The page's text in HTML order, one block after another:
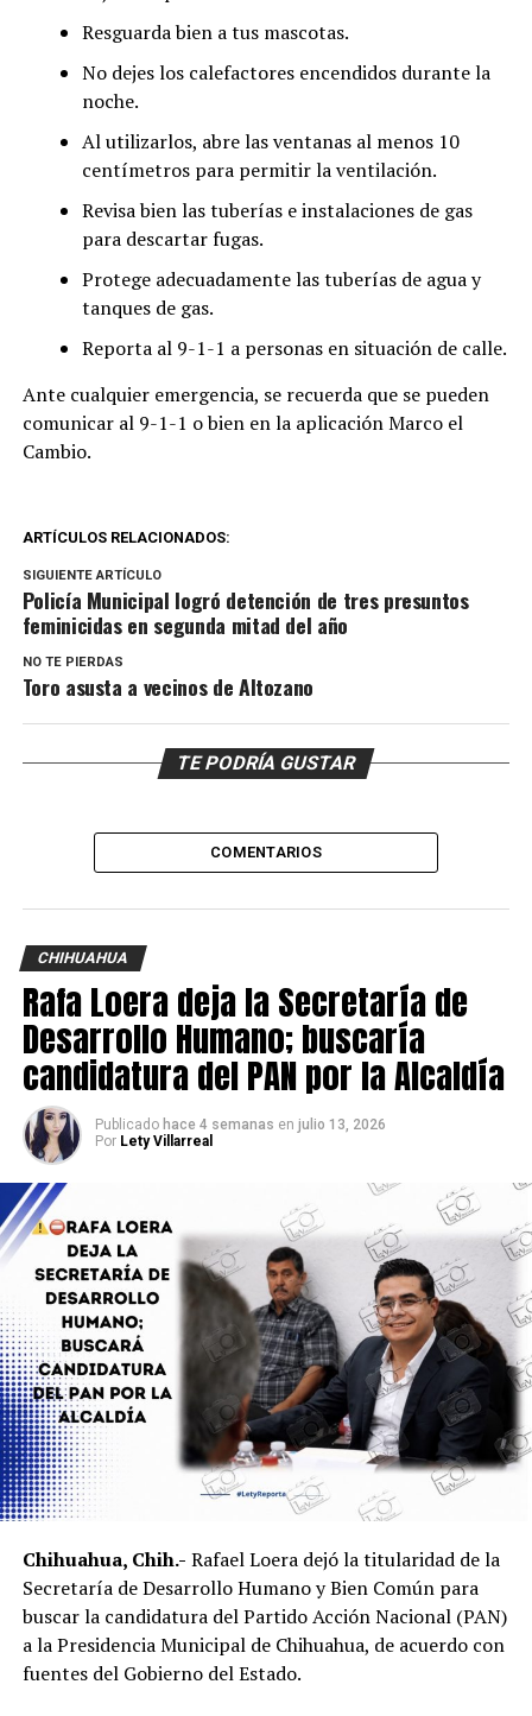
Resguarda bien a tus mascotas.
No dejes los calefactores encendidos durante la
noche.
Al utilizarlos, abre las ventanas al menos 10
centímetros para permitir la ventilación.
Revisa bien las tuberías e instalaciones de gas
para descartar fugas.
Protege adecuadamente las tuberías de agua y
tanques de gas.
Reporta al 9-1-1 a personas en situación de calle.
Ante cualquier emergencia, se recuerda que se pueden
comunicar al 9-1-1 o bien en la aplicación Marco el
Cambio.
ARTÍCULOS RELACIONADOS:
SIGUIENTE ARTÍCULO
Policía Municipal logró detención de tres presuntos
feminicidas en segunda mitad del año
NO TE PIERDAS
Toro asusta a vecinos de Altozano
TE PODRÍA GUSTAR
COMENTARIOS
CHIHUAHUA
Rafa Loera deja la Secretaría de
Desarrollo Humano; buscaría
candidatura del PAN por la Alcaldía
Publicado hace 4 semanas en julio 13, 2026
Por Lety Villarreal
Chihuahua, Chih.- Rafael Loera dejó la titularidad de la
Secretaría de Desarrollo Humano y Bien Común para
buscar la candidatura del Partido Acción Nacional (PAN)
a la Presidencia Municipal de Chihuahua, de acuerdo con
fuentes del Gobierno del Estado.